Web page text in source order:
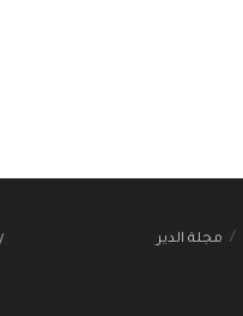
مجلة الدير